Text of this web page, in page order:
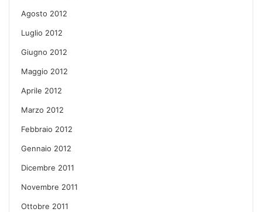
Agosto 2012
Luglio 2012
Giugno 2012
Maggio 2012
Aprile 2012
Marzo 2012
Febbraio 2012
Gennaio 2012
Dicembre 2011
Novembre 2011
Ottobre 2011